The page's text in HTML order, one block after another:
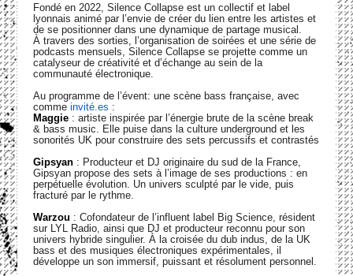
Fondé en 2022, Silence Collapse est un collectif et label
lyonnais animé par l’envie de créer du lien entre les artistes et
de se positionner dans une dynamique de partage musical.
À travers des sorties, l’organisation de soirées et une série de
podcasts mensuels, Silence Collapse se projette comme un
catalyseur de créativité et d’échange au sein de la
communauté électronique.
Au programme de l’évent: une scène bass française, avec
comme invité.es :
Maggie : artiste inspirée par l’énergie brute de la scène break
& bass music. Elle puise dans la culture underground et les
sonorités UK pour construire des sets percussifs et contrastés
Gipsyan: Producteur et DJ originaire du sud de la France,
Gipsyan propose des sets à l’image de ses productions : en
perpétuelle évolution. Un univers sculpté par le vide, puis
fracturé par le rythme.
Warzou : Cofondateur de l’influent label Big Science, résident
sur LYL Radio, ainsi que DJ et producteur reconnu pour son
univers hybride singulier. À la croisée du dub indus, de la UK
bass et des musiques électroniques expérimentales, il
développe un son immersif, puissant et résolument personnel.